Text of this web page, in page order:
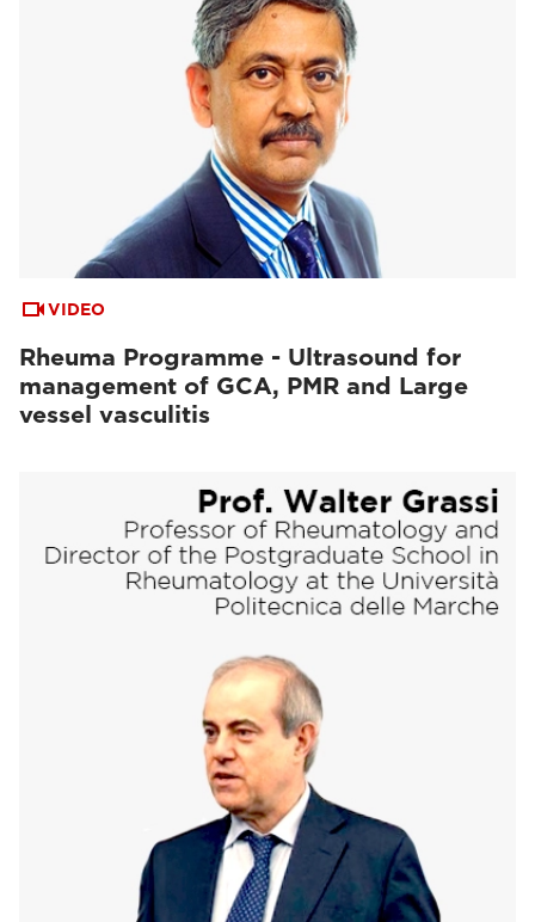
VIDEO
Rheuma Programme - Ultrasound for
management of GCA, PMR and Large
vessel vasculitis